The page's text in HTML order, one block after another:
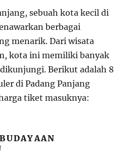
sebuah kota kecil di
berbagai
menarik. Dari wisata
kota ini memiliki banyak
Berikut adalah 8
di Padang Panjang
tiket masuknya: